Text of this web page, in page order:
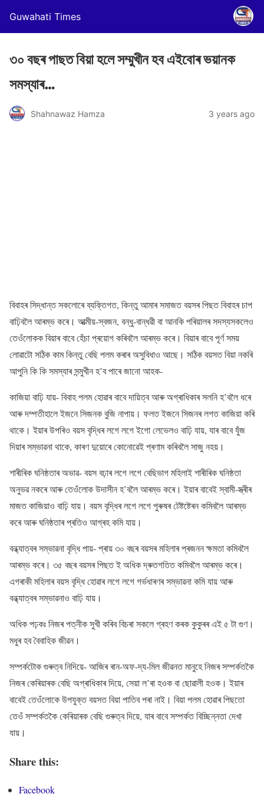
Guwahati Times
৩০ বছৰ পাছত বিয়া হলে সম্মুখীন হব এইবোৰ ভয়ানক
সমস্যাৰ…
Shahnawaz Hamza 3 years ago
বিবাহৰ সিদ্ধান্ত সকলোৰে ব্যক্তিগত, কিন্তু আমাৰ সমাজত বয়সৰ পিছত বিবাহৰ চাপ
বাঢ়িবলৈ আৰম্ভ কৰে। আত্মীয়-স্বজন, বন্ধু-বান্ধৱী বা আনকি পৰিয়ালৰ সদস্যসকলেও
তেওঁলোকক বিয়াৰ বাবে হেঁচা প্ৰয়োগ কৰিবলৈ আৰম্ভ কৰে। বিয়াৰ বাবে পূৰ্ণ সময়
লোৱাটো সঠিক কাম কিন্তু বেছি পলম কৰাৰ অসুবিধাও আছে। সঠিক বয়সত বিয়া নকৰি
আপুনি কি কি সমস্যাৰ সন্মুখীন হ’ব পাৰে জানো আহক-
কাজিয়া বাঢ়ি যায়- বিবাহ পলম হোৱাৰ বাবে দায়িত্ব আৰু অগ্ৰাধিকাৰ সলনি হ’বলৈ ধৰে
আৰু দম্পতীহালে ইজনে সিজনক বুজি নাপায়। ফলত ইজনে সিজনৰ লগত কাজিয়া কৰি
থাকে। ইয়াৰ উপৰিও বয়স বৃদ্ধিৰ লগে লগে ইগো লেভেলও বাঢ়ি যায়, যাৰ বাবে যুঁজ
দিয়াৰ সম্ভাৱনা থাকে, কাৰণ দুয়োৰে কোনোৱেই প্ৰণাম কৰিবলৈ সাজু নহয়।
শাৰীৰিক ঘনিষ্ঠতাৰ অভাৱ- বয়স বঢ়াৰ লগে লগে বেছিভাগ মহিলাই শাৰীৰিক ঘনিষ্ঠতা
অনুভৱ নকৰে আৰু তেওঁলোক উদাসীন হ’বলৈ আৰম্ভ কৰে। ইয়াৰ বাবেই স্বামী-স্ত্ৰীৰ
মাজত কাজিয়াও বাঢ়ি যায়। বয়স বৃদ্ধিৰ লগে লগে পুৰুষৰ টেষ্টষ্টেৰন কমিবলৈ আৰম্ভ
কৰে আৰু ঘনিষ্ঠতাৰ প্ৰতিও আগ্ৰহ কমি যায়।
বন্ধ্যাত্বৰ সম্ভাৱনা বৃদ্ধি পায়- প্ৰায় ৩০ বছৰ বয়সৰ মহিলাৰ প্ৰজনন ক্ষমতা কমিবলৈ
আৰম্ভ কৰে। ৩৫ বছৰ বয়সৰ পিছত ই অধিক দ্ৰুতগতিত কমিবলৈ আৰম্ভ কৰে।
এগৰাকী মহিলাৰ বয়স বৃদ্ধি হোৱাৰ লগে লগে গৰ্ভধাৰণৰ সম্ভাৱনা কমি যায় আৰু
বন্ধ্যাত্বৰ সম্ভাৱনাও বাঢ়ি যায়।
অধিক পঢ়কঃ নিজৰ পত্নীক সুখী কৰিব বিচৰা সকলে গ্ৰহণ কৰক কুকুৰৰ এই ৫ টা গুণ।
মধুৰ হব বৈবাহিক জীৱন।
সম্পৰ্কটোক গুৰুত্ব নিদিয়ে- আজিৰ ৰান-অফ-দ্য-মিল জীৱনত মানুহে নিজৰ সম্পৰ্কতকৈ
নিজৰ কেৰিয়াৰক বেছি অগ্ৰাধিকাৰ দিয়ে, সেয়া ল’ৰা হওক বা ছোৱালী হওক। ইয়াৰ
বাবেই তেওঁলোকে উপযুক্ত বয়সত বিয়া পাতিব পৰা নাই। বিয়া পলম হোৱাৰ পিছতো
তেওঁ সম্পৰ্কতকৈ কেৰিয়াৰক বেছি গুৰুত্ব দিয়ে, যাৰ বাবে সম্পৰ্কত বিচ্ছিন্নতা দেখা
যায়।
Share this:
Facebook